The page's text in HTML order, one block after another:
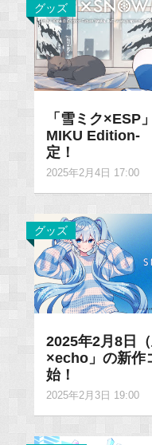
グッズ
「雪ミク×ESP
MIKU Edition-
定！
2025年2月4日 17:00
グッズ
2025年2月8日
×echo」の新作
始！
2025年2月3日 19:00